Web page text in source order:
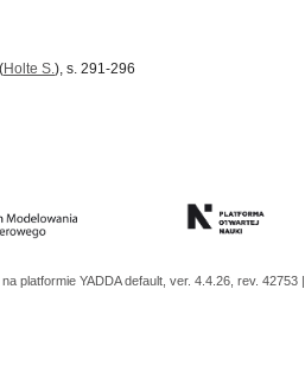
(Holte S.), s. 291-296
platformie YADDAdefault, ver. 4.4.26, rev. 42753 |